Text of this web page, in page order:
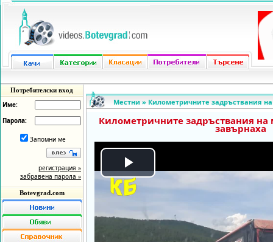
Потребителски вход
Име:
Парола:
Запомни ме
регистрация »
забравена парола »
Botevgrad.com
Местни » Километричните задръствания
Километричните задръствания на
завърнаха
Play